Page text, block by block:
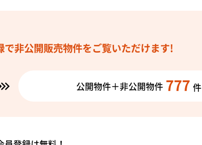
やコンビニが複数あり、買い物に困ることはありません。
で非公開販売物件をご覧いただけます!
公開物件＋非公開物件 777 件